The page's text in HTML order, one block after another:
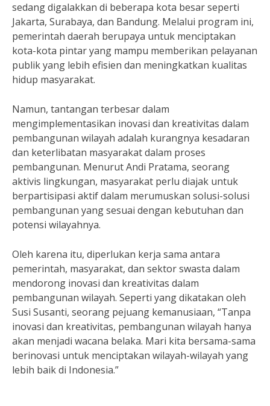
sedang digalakkan di beberapa kota besar seperti
Jakarta, Surabaya, dan Bandung. Melalui program ini,
pemerintah daerah berupaya untuk menciptakan
kota-kota pintar yang mampu memberikan pelayanan
publik yang lebih efisien dan meningkatkan kualitas
hidup masyarakat.
Namun, tantangan terbesar dalam
mengimplementasikan inovasi dan kreativitas dalam
pembangunan wilayah adalah kurangnya kesadaran
dan keterlibatan masyarakat dalam proses
pembangunan. Menurut Andi Pratama, seorang
aktivis lingkungan, masyarakat perlu diajak untuk
berpartisipasi aktif dalam merumuskan solusi-solusi
pembangunan yang sesuai dengan kebutuhan dan
potensi wilayahnya.
Oleh karena itu, diperlukan kerja sama antara
pemerintah, masyarakat, dan sektor swasta dalam
mendorong inovasi dan kreativitas dalam
pembangunan wilayah. Seperti yang dikatakan oleh
Susi Susanti, seorang pejuang kemanusiaan, “Tanpa
inovasi dan kreativitas, pembangunan wilayah hanya
akan menjadi wacana belaka. Mari kita bersama-sama
berinovasi untuk menciptakan wilayah-wilayah yang
lebih baik di Indonesia.”